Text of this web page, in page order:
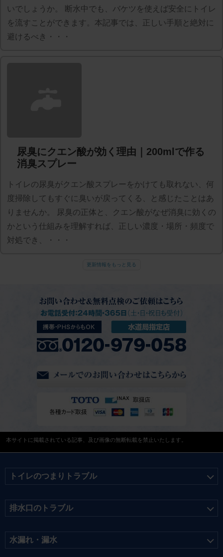
いでしょうか。 断水中でも、バケツを使えば安全にトイレ
を流すことができます。本記事では、正しい手順と絶対に
避けるべき・・・
尿臭にクエン酸が効く理由｜200mlで作る
消臭スプレー
トイレの尿臭がクエン酸スプレーをかけても取れない、何
度掃除してもすぐに臭いが戻ってくる、と感じたことはあ
りませんか。 尿臭の正体と、クエン酸がなぜ消臭に効くの
かという仕組みを理解すれば、正しい濃度・場所・頻度で
対処でき、・・・
更新情報をもっと見る
本サイトに掲載されている記事、及び画像の無断転載を禁止いたします。
トイレのつまりトラブル
排水口のトラブル
水漏れ・漏水